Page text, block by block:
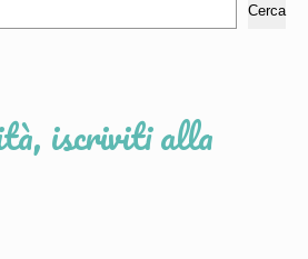
Cerca
iscriviti alla